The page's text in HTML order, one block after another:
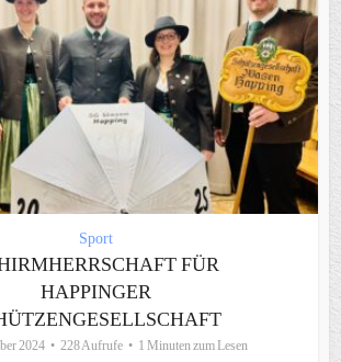
Sport
FÜR
HAPPINGER
2024 228 Aufrufe 1 Minuten zum Lesen